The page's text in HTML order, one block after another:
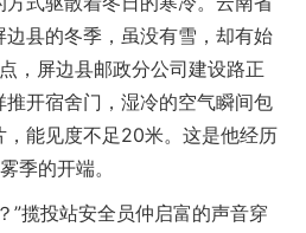
县的冬季，虽没有雪，却有始
，屏边县邮政分公司建设路正
开宿舍门，湿冷的空气瞬间包
能见度不足20米。这是他经历
季的开端。
揽投站安全员仲启富的声音穿